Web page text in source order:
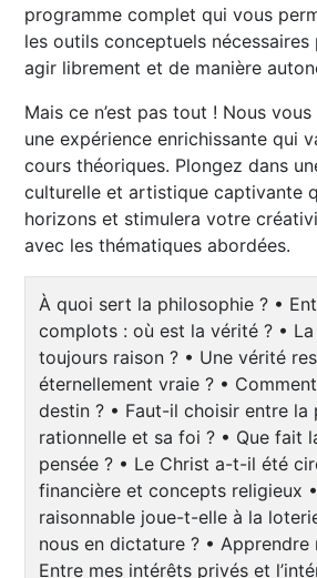
programme complet qui vous
les outils conceptuels nécessaires
agir librement et de manière
Mais ce n’est pas tout ! Nous
une expérience enrichissante qui
cours théoriques. Plongez dans
culturelle et artistique captivante
horizons et stimulera votre
avec les thématiques abordées.
À quoi sert la philosophie ? •
complots : où est la vérité ? •
toujours raison ? • Une vérité
éternellement vraie ? •
destin ? • Faut-il choisir entre la
rationnelle et sa foi ? • Que fait
pensée ? • Le Christ a-t-il été
financière et concepts religieux
raisonnable joue-t-elle à la
nous en dictature ? • Apprendre
Entre mes intérêts privés et